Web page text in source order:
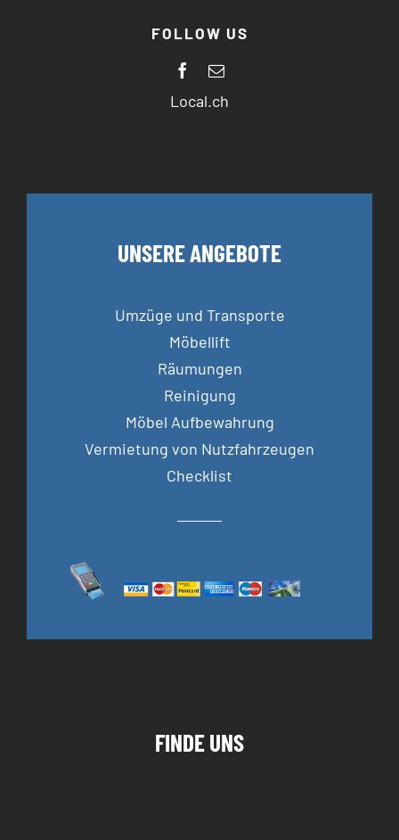
FOLLOW US
Local.ch
UNSERE ANGEBOTE
Umzüge und Transporte
Möbellift
Räumungen
Reinigung
Möbel Aufbewahrung
Vermietung von Nutzfahrzeugen
Checklist
FINDE UNS